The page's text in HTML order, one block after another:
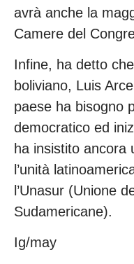
avrà anche la
Camere del
Infine, ha detto
boliviano, Luis
paese ha bisogno
democratico ed
ha insistito ancora
l’unità
l’Unasur (Unione
Sudamericane).
Ig/may